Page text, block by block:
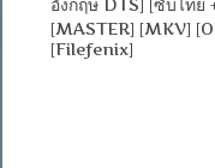
อังกฤษ DTS] [ซับไทย
[MASTER] [MKV]
[Filefenix]